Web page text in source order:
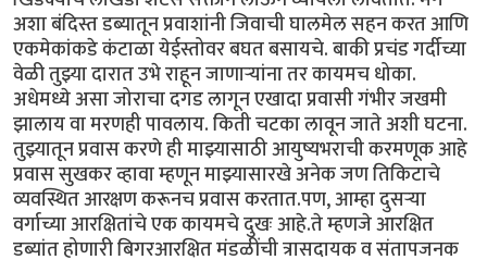
अशा बंदिस्त डब्यातून प्रवाशांनी जिवाची घालमेल सहन करत आणि
एकमेकांकडे कंटाळा येईस्तोवर बघत बसायचे. बाकी प्रचंड गर्दीच्या
वेळी तुझ्या दारात उभे राहून जाणाऱ्यांना तर कायमच धोका.
अधेमध्ये असा जोराचा दगड लागून एखादा प्रवासी गंभीर जखमी
झालाय वा मरणही पावलाय. किती चटका लावून जाते अशी घटना.
तुझ्यातून प्रवास करणे ही माझ्यासाठी आयुष्यभराची करमणूक आहे
प्रवास सुखकर व्हावा म्हणून माझ्यासारखे अनेक जण तिकिटाचे
व्यवस्थित आरक्षण करूनच प्रवास करतात.पण, आम्हा दुसऱ्या
वर्गाच्या आरक्षितांचे एक कायमचे दुखः आहे.ते म्हणजे आरक्षित
डब्यांत होणारी बिगरआरक्षित मंडळींची त्रासदायक व संतापजनक